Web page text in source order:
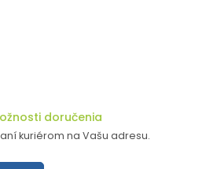
doručenia
kuriérom na Vašu adresu.